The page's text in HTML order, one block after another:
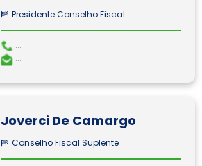
Presidente Conselho Fiscal
...
...
Joverci De Camargo
Conselho Fiscal Suplente